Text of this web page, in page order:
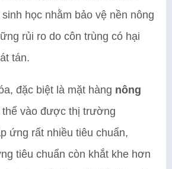
học nhằm bảo vệ nền nông
rủi ro do côn trùng có hại
tán.
đặc biệt là mặt hàng nông
thể vào được thị trường
ứng rất nhiều tiêu chuẩn,
tiêu chuẩn còn khắt khe hơn